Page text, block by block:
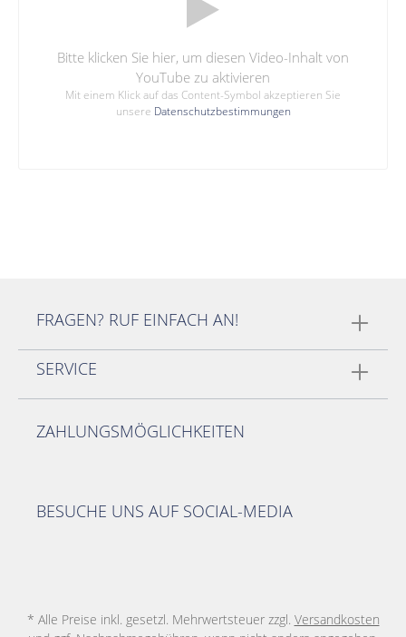
Bitte klicken Sie hier, um diesen Video-Inhalt von
YouTube zu aktivieren
Mit einem Klick auf das Content-Symbol akzeptieren Sie
unsere Datenschutzbestimmungen
FRAGEN? RUF EINFACH AN!
SERVICE
ZAHLUNGSMÖGLICHKEITEN
BESUCHE UNS AUF SOCIAL-MEDIA
* Alle Preise inkl. gesetzl. Mehrwertsteuer zzgl. Versandkosten